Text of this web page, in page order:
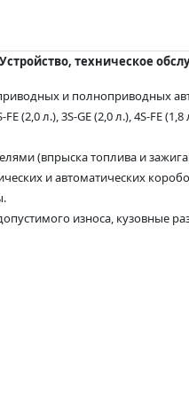
техническое
и полноприводных
(2,0 л.), 3S-GE (2,0 л.), 4S-FE (1,8
(впрыска топлива и
и автоматических
износа, кузовные